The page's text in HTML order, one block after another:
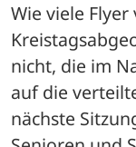
Wie viele
nicht, die im
auf die
nächste